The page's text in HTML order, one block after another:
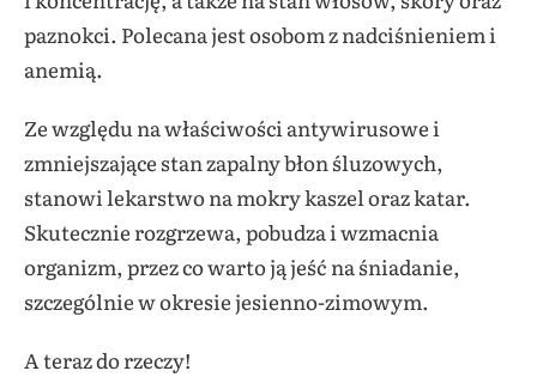
paznokci. Polecana jest osobom z nadciśnieniem i
anemią.
Ze względu na właściwości antywirusowe i
zmniejszające stan zapalny błon śluzowych,
stanowi lekarstwo na mokry kaszel oraz katar.
Skutecznie rozgrzewa, pobudza i wzmacnia
organizm, przez co warto ją jeść na śniadanie,
szczególnie w okresie jesienno-zimowym.
A teraz do rzeczy!